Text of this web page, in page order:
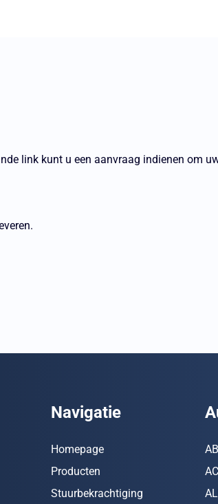
link kunt u een aanvraag indienen om
Navigatie
Homepage
Producten
Stuurbekrachtiging